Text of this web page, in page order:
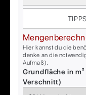
Hier kannst du die
denke an die
Aufmaß).
Grundfläche in
Verschnitt)